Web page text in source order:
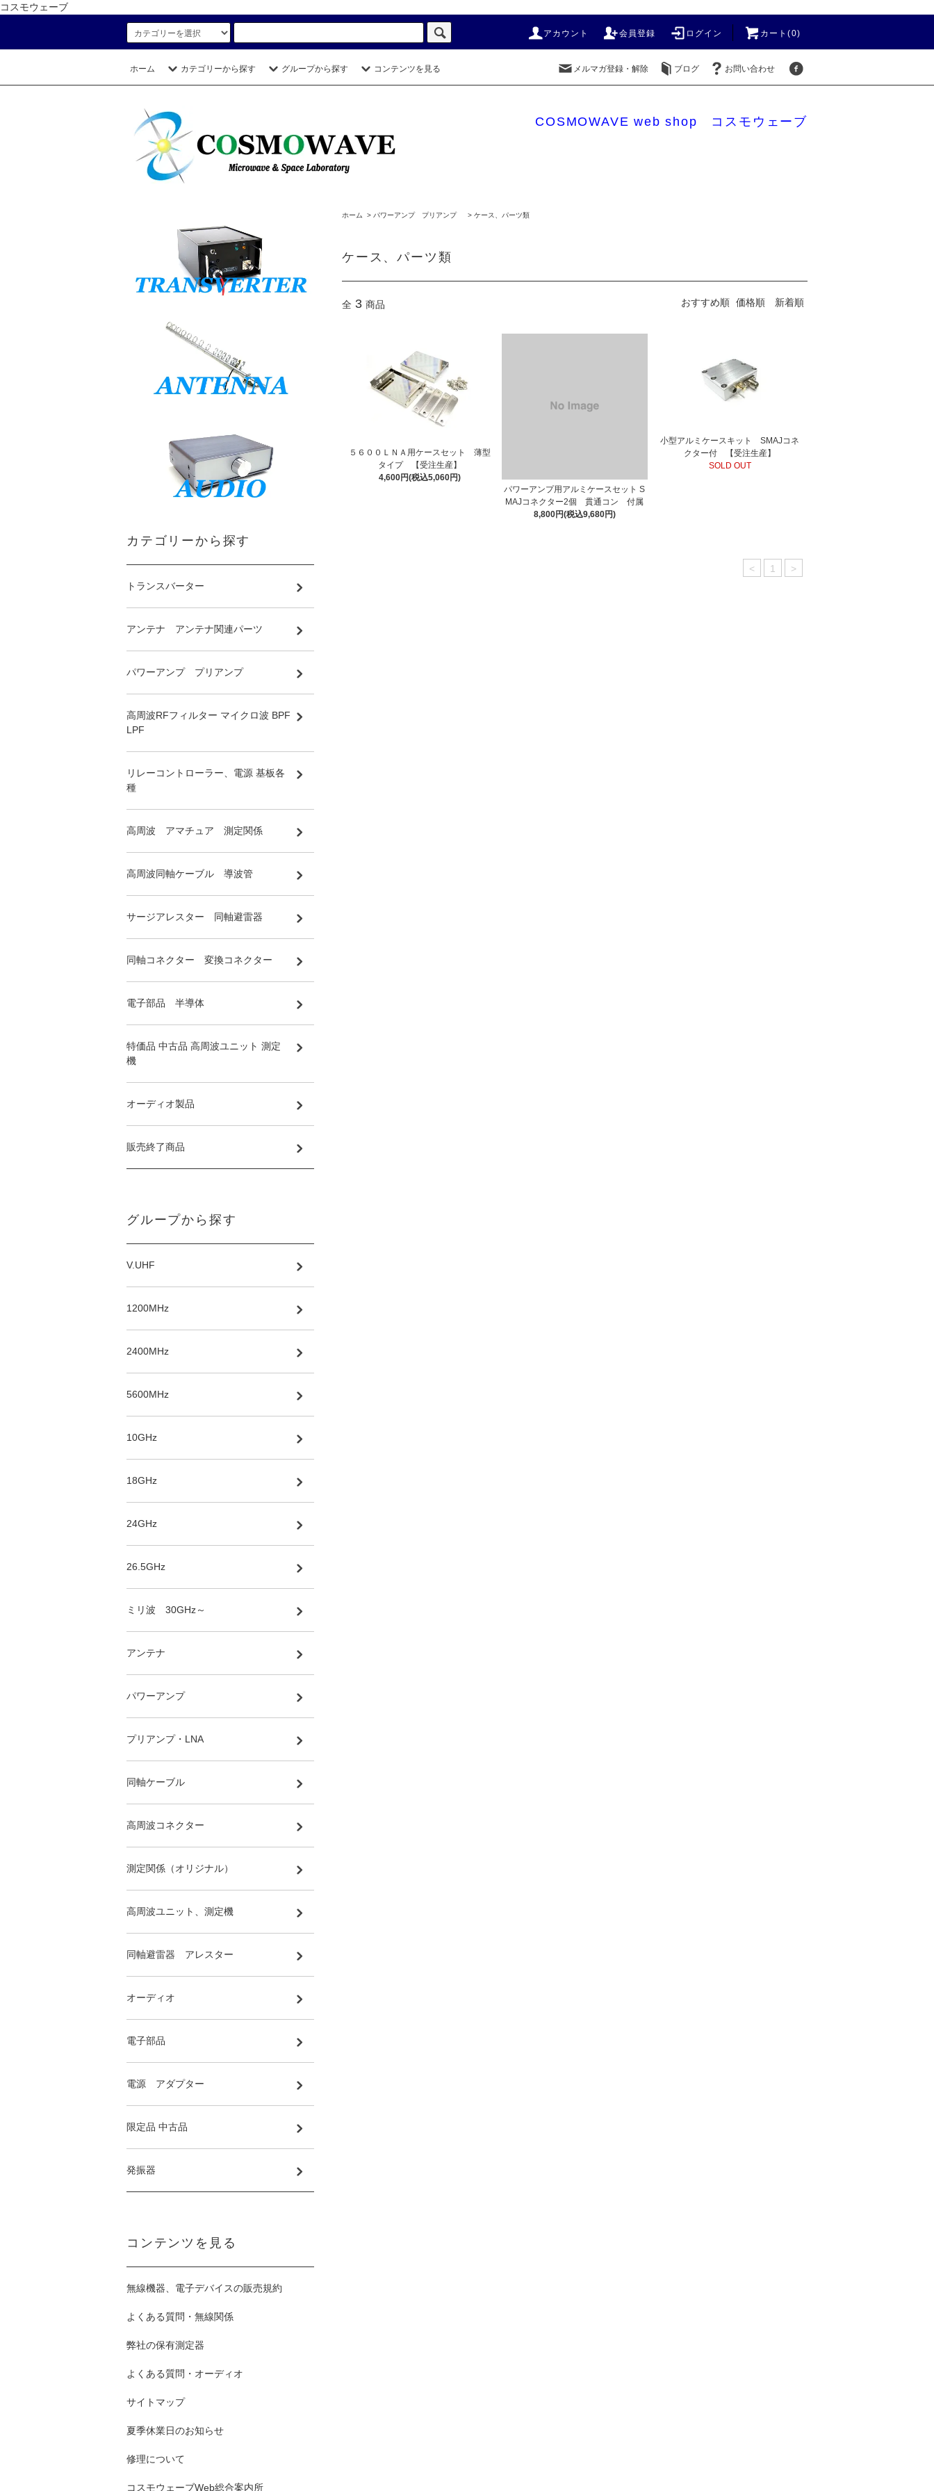
コスモウェーブ
アカウント 会員登録 ログイン カート(0)
ホーム カテゴリーから探す グループから探す コンテンツを見る メルマガ登録・解除 ブログ お問い合わせ
COSMOWAVE web shop コスモウェーブ
ホーム > パワーアンプ プリアンプ > ケース、パーツ類
ケース、パーツ類
全 3 商品 おすすめ順 価格順 新着順
５６００ＬＮＡ用ケースセット 薄型
タイプ 【受注生産】
4,600円(税込5,060円)
パワーアンプ用アルミケースセット S
MAJコネクター2個 貫通コン 付属
8,800円(税込9,680円)
小型アルミケースキット SMAJコネ
クター付 【受注生産】
SOLD OUT
< 1 >
カテゴリーから探す
トランスバーター
アンテナ アンテナ関連パーツ
パワーアンプ プリアンプ
高周波RFフィルター マイクロ波 BPF
LPF
リレーコントローラー、電源 基板各
種
高周波 アマチュア 測定関係
高周波同軸ケーブル 導波管
サージアレスター 同軸避雷器
同軸コネクター 変換コネクター
電子部品 半導体
特価品 中古品 高周波ユニット 測定
機
オーディオ製品
販売終了商品
グループから探す
V.UHF
1200MHz
2400MHz
5600MHz
10GHz
18GHz
24GHz
26.5GHz
ミリ波 30GHz～
アンテナ
パワーアンプ
プリアンプ・LNA
同軸ケーブル
高周波コネクター
測定関係（オリジナル）
高周波ユニット、測定機
同軸避雷器 アレスター
オーディオ
電子部品
電源 アダプター
限定品 中古品
発振器
コンテンツを見る
無線機器、電子デバイスの販売規約
よくある質問・無線関係
弊社の保有測定器
よくある質問・オーディオ
サイトマップ
夏季休業日のお知らせ
修理について
コスモウェーブWeb総合案内所